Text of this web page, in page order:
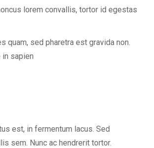
lorem convallis, tortor id egestas
quam, sed pharetra est gravida non.
sapien
est, in fermentum lacus. Sed
sem. Nunc ac hendrerit tortor.